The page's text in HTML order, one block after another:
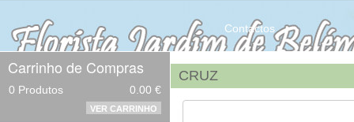
Contactos
Carrinho de Compras
0 Produtos 0.00 €
VER CARRINHO
CRUZ